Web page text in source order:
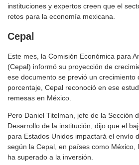
instituciones y expertos creen que el
retos para la economía mexicana.
Cepal
Este mes, la Comisión Económica para
(Cepal) informó su proyección de
ese documento se previó un crecimiento
porcentaje, Cepal reconoció en ese
remesas en México.
Pero Daniel Titelman, jefe de la Sección
Desarrollo de la institución, dijo que el
para Estados Unidos impactará el envío
según la Cepal, en países como México,
ha superado a la inversión.